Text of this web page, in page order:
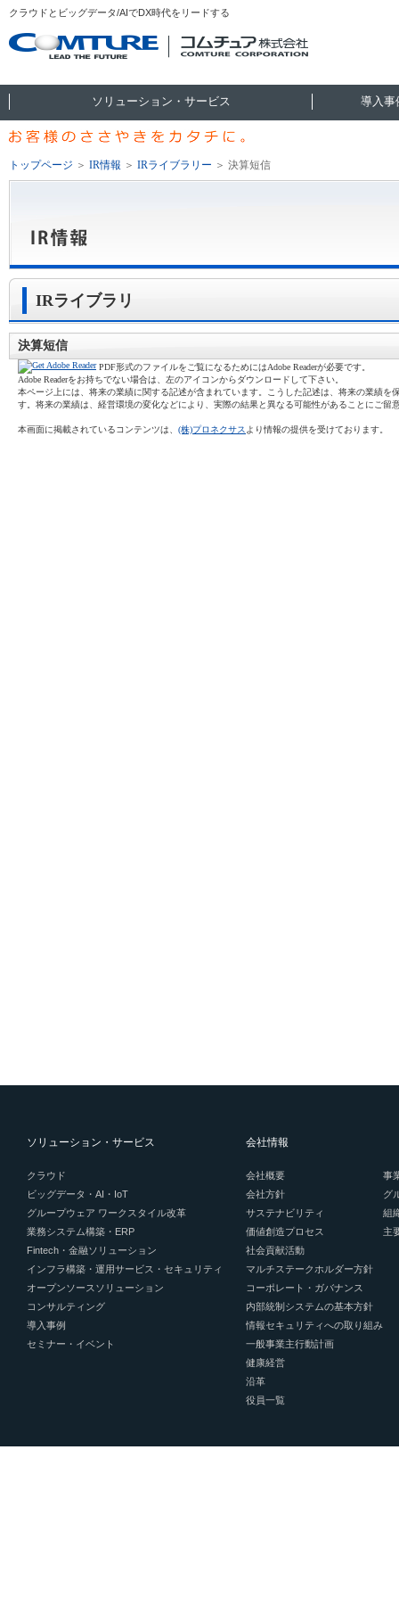
クラウドとビッグデータ/AIでDX時代をリードする
ソリューション・サービス 導入事
トップページ ＞ IR情報 ＞ IRライブラリー ＞ 決算短信
IRライブラリ
決算短信
PDF形式のファイルをご覧になるためにはAdobe Readerが必要です。
Adobe Readerをお持ちでない場合は、左のアイコンからダウンロードして下さい。
本ページ上には、将来の業績に関する記述が含まれています。こうした記述は、将来の業績
す。将来の業績は、経営環境の変化などにより、実際の結果と異なる可能性があることにご留
本画面に掲載されているコンテンツは、 (株)プロネクサス より情報の提供を受けております。
ソリューション・サービス
クラウド
ビッグデータ・AI・IoT
グループウェア ワークスタイル改革
業務システム構築・ERP
Fintech・金融ソリューション
インフラ構築・運用サービス・セキュリティ
オープンソースソリューション
コンサルティング
導入事例
セミナー・イベント
会社情報
会社概要
会社方針
サステナビリティ
価値創造プロセス
社会貢献活動
マルチステークホルダー方針
コーポレート・ガバナンス
内部統制システムの基本方針
情報セキュリティへの取り組み
一般事業主行動計画
健康経営
沿革
役員一覧
事
グ
組
主